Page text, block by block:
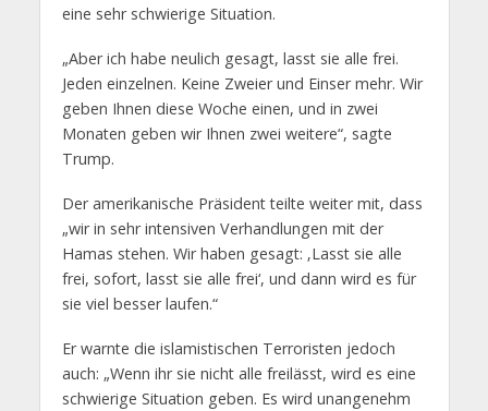
eine sehr schwierige Situation.
„Aber ich habe neulich gesagt, lasst sie alle frei.
Jeden einzelnen. Keine Zweier und Einser mehr. Wir
geben Ihnen diese Woche einen, und in zwei
Monaten geben wir Ihnen zwei weitere“, sagte
Trump.
Der amerikanische Präsident teilte weiter mit, dass
„wir in sehr intensiven Verhandlungen mit der
Hamas stehen. Wir haben gesagt: ‚Lasst sie alle
frei, sofort, lasst sie alle frei‘, und dann wird es für
sie viel besser laufen.“
Er warnte die islamistischen Terroristen jedoch
auch: „Wenn ihr sie nicht alle freilässt, wird es eine
schwierige Situation geben. Es wird unangenehm